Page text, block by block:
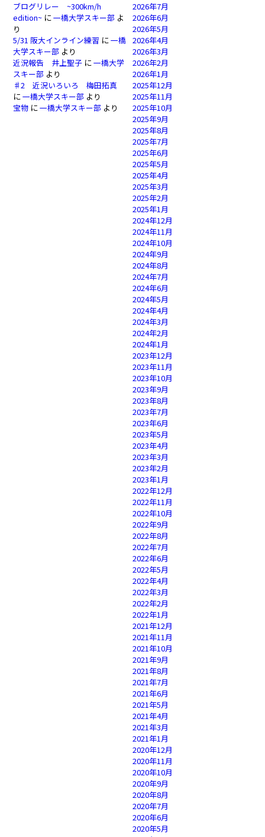
ブログリレー ~300km/h
edition~ に一橋大学スキー部 よ
り
5/31 阪大インライン練習 に一橋
大学スキー部 より
近況報告 井上聖子 に一橋大学
スキー部 より
♯2 近況いろいろ 梅田拓真
に一橋大学スキー部 より
宝物 に一橋大学スキー部 より
2026年7月
2026年6月
2026年5月
2026年4月
2026年3月
2026年2月
2026年1月
2025年12月
2025年11月
2025年10月
2025年9月
2025年8月
2025年7月
2025年6月
2025年5月
2025年4月
2025年3月
2025年2月
2025年1月
2024年12月
2024年11月
2024年10月
2024年9月
2024年8月
2024年7月
2024年6月
2024年5月
2024年4月
2024年3月
2024年2月
2024年1月
2023年12月
2023年11月
2023年10月
2023年9月
2023年8月
2023年7月
2023年6月
2023年5月
2023年4月
2023年3月
2023年2月
2023年1月
2022年12月
2022年11月
2022年10月
2022年9月
2022年8月
2022年7月
2022年6月
2022年5月
2022年4月
2022年3月
2022年2月
2022年1月
2021年12月
2021年11月
2021年10月
2021年9月
2021年8月
2021年7月
2021年6月
2021年5月
2021年4月
2021年3月
2021年1月
2020年12月
2020年11月
2020年10月
2020年9月
2020年8月
2020年7月
2020年6月
2020年5月